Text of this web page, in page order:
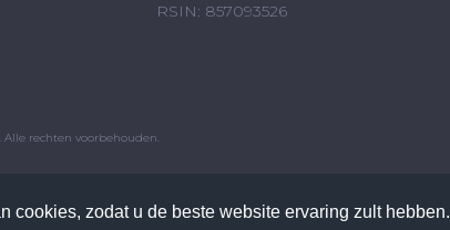
cookies, zodat u de beste website ervaring zult hebben.
RSIN: 857093526
rechten voorbehouden.